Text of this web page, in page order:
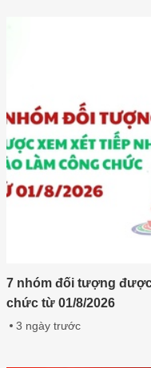
7 nhóm đối tượng
chức từ 01/8/2026
3 ngày trước